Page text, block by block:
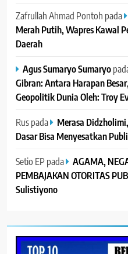
Zafrullah Ahmad Pontoh pada
Merah Putih, Wapres Kawal
Daerah
Agus Sumaryo Sumaryo
Gibran: Antara Harapan
Geopolitik Dunia Oleh: Troy
Ruspada
Merasa
Dasar Bisa Menyesatkan
Setio EP pada
AGAMA,
PEMBAJAKAN OTORITAS
Sulistiyono